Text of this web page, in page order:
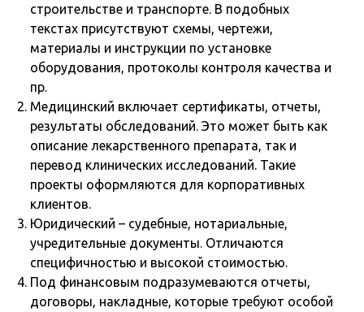
строительстве и транспорте. В подобных
текстах присутствуют схемы, чертежи,
материалы и инструкции по установке
оборудования, протоколы контроля качества и
пр.
Медицинский включает сертификаты, отчеты,
результаты обследований. Это может быть как
описание лекарственного препарата, так и
перевод клинических исследований. Такие
проекты оформляются для корпоративных
клиентов.
Юридический – судебные, нотариальные,
учредительные документы. Отличаются
специфичностью и высокой стоимостью.
Под финансовым подразумеваются отчеты,
договоры, накладные, которые требуют особой